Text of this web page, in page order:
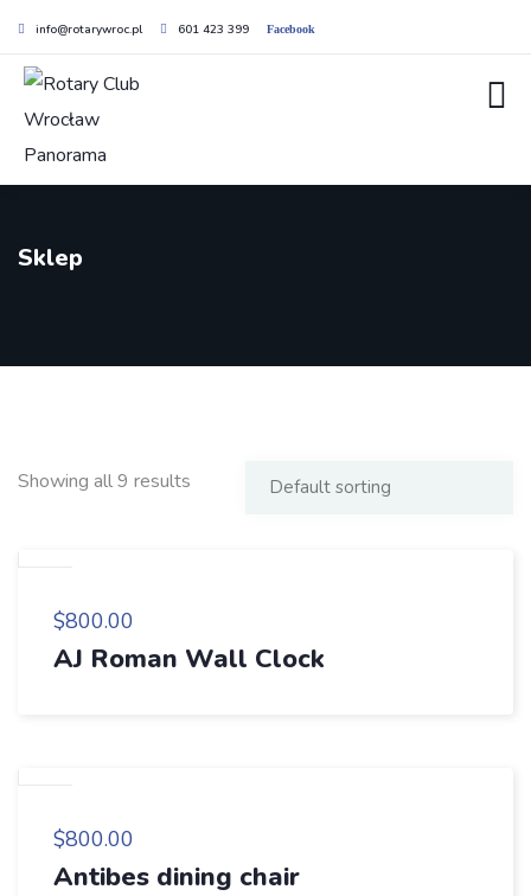
info@rotarywroc.pl 601 423 399 Facebook
Sklep
Showing all 9 results
$800.00
AJ Roman Wall Clock
$800.00
Antibes dining chair